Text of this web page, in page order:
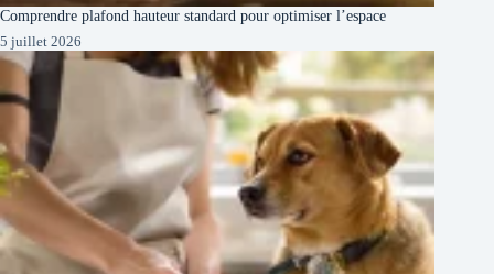
Comprendre plafond hauteur standard pour optimiser l’espace
5 juillet 2026